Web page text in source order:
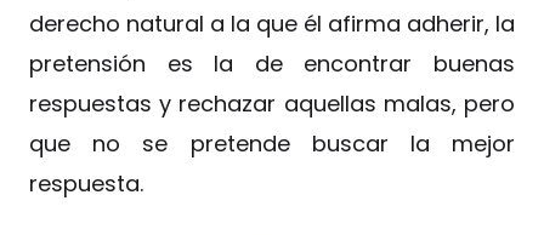
derecho natural a la que él afirma adherir, la
pretensión es la de encontrar buenas
respuestas y rechazar aquellas malas, pero
que no se pretende buscar la mejor
respuesta.